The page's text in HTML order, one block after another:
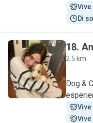
Vive
Di
A
18.
2.5 km
Dog &
Vive
Vive